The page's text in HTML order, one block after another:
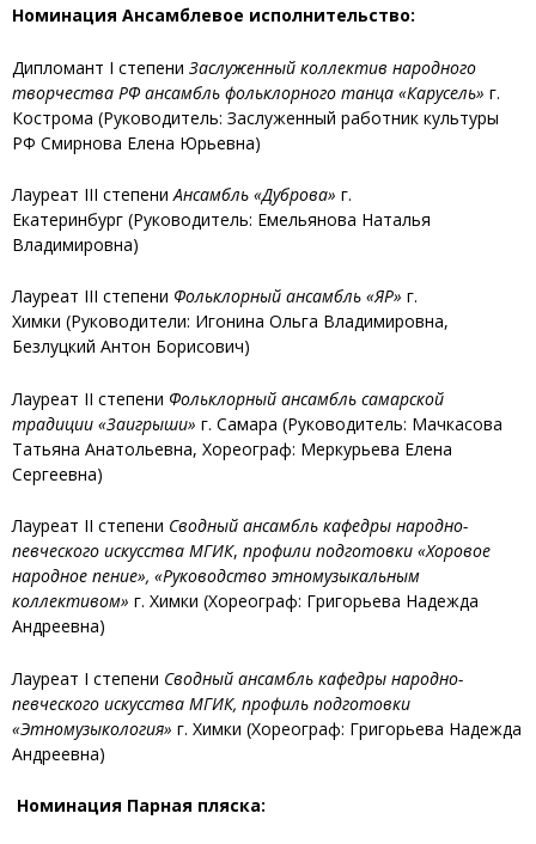
Номинация Ансамблевое исполнительство:
Дипломант I степени Заслуженный коллектив народного
творчества РФ ансамбль фольклорного танца «Карусель» г.
Кострома (Руководитель: Заслуженный работник культуры
РФ Смирнова Елена Юрьевна)
Лауреат III степениАнсамбль «Дуброва» г.
Екатеринбург (Руководитель: Емельянова Наталья
Владимировна)
Лауреат III степени Фольклорный ансамбль «ЯР» г.
Химки (Руководители: Игонина Ольга Владимировна,
Безлуцкий Антон Борисович)
Лауреат II степени Фольклорный ансамбль самарской
традиции «Заигрыши» г. Самара (Руководитель: Мачкасова
Татьяна Анатольевна, Хореограф: Меркурьева Елена
Сергеевна)
Лауреат II степени Сводный ансамбль кафедры народно-
певческого искусства МГИК, профили подготовки «Хоровое
народное пение», «Руководство этномузыкальным
коллективом» г. Химки (Хореограф: Григорьева Надежда
Андреевна)
Лауреат I степени Сводный ансамбль кафедры народно-
певческого искусства МГИК, профиль подготовки
«Этномузыкология» г. Химки (Хореограф: Григорьева Надежда
Андреевна)
Номинация Парная пляска: